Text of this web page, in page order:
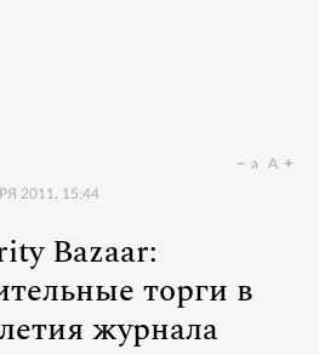
2011, 15:44
a A
Bazaar:
торги в
журнала